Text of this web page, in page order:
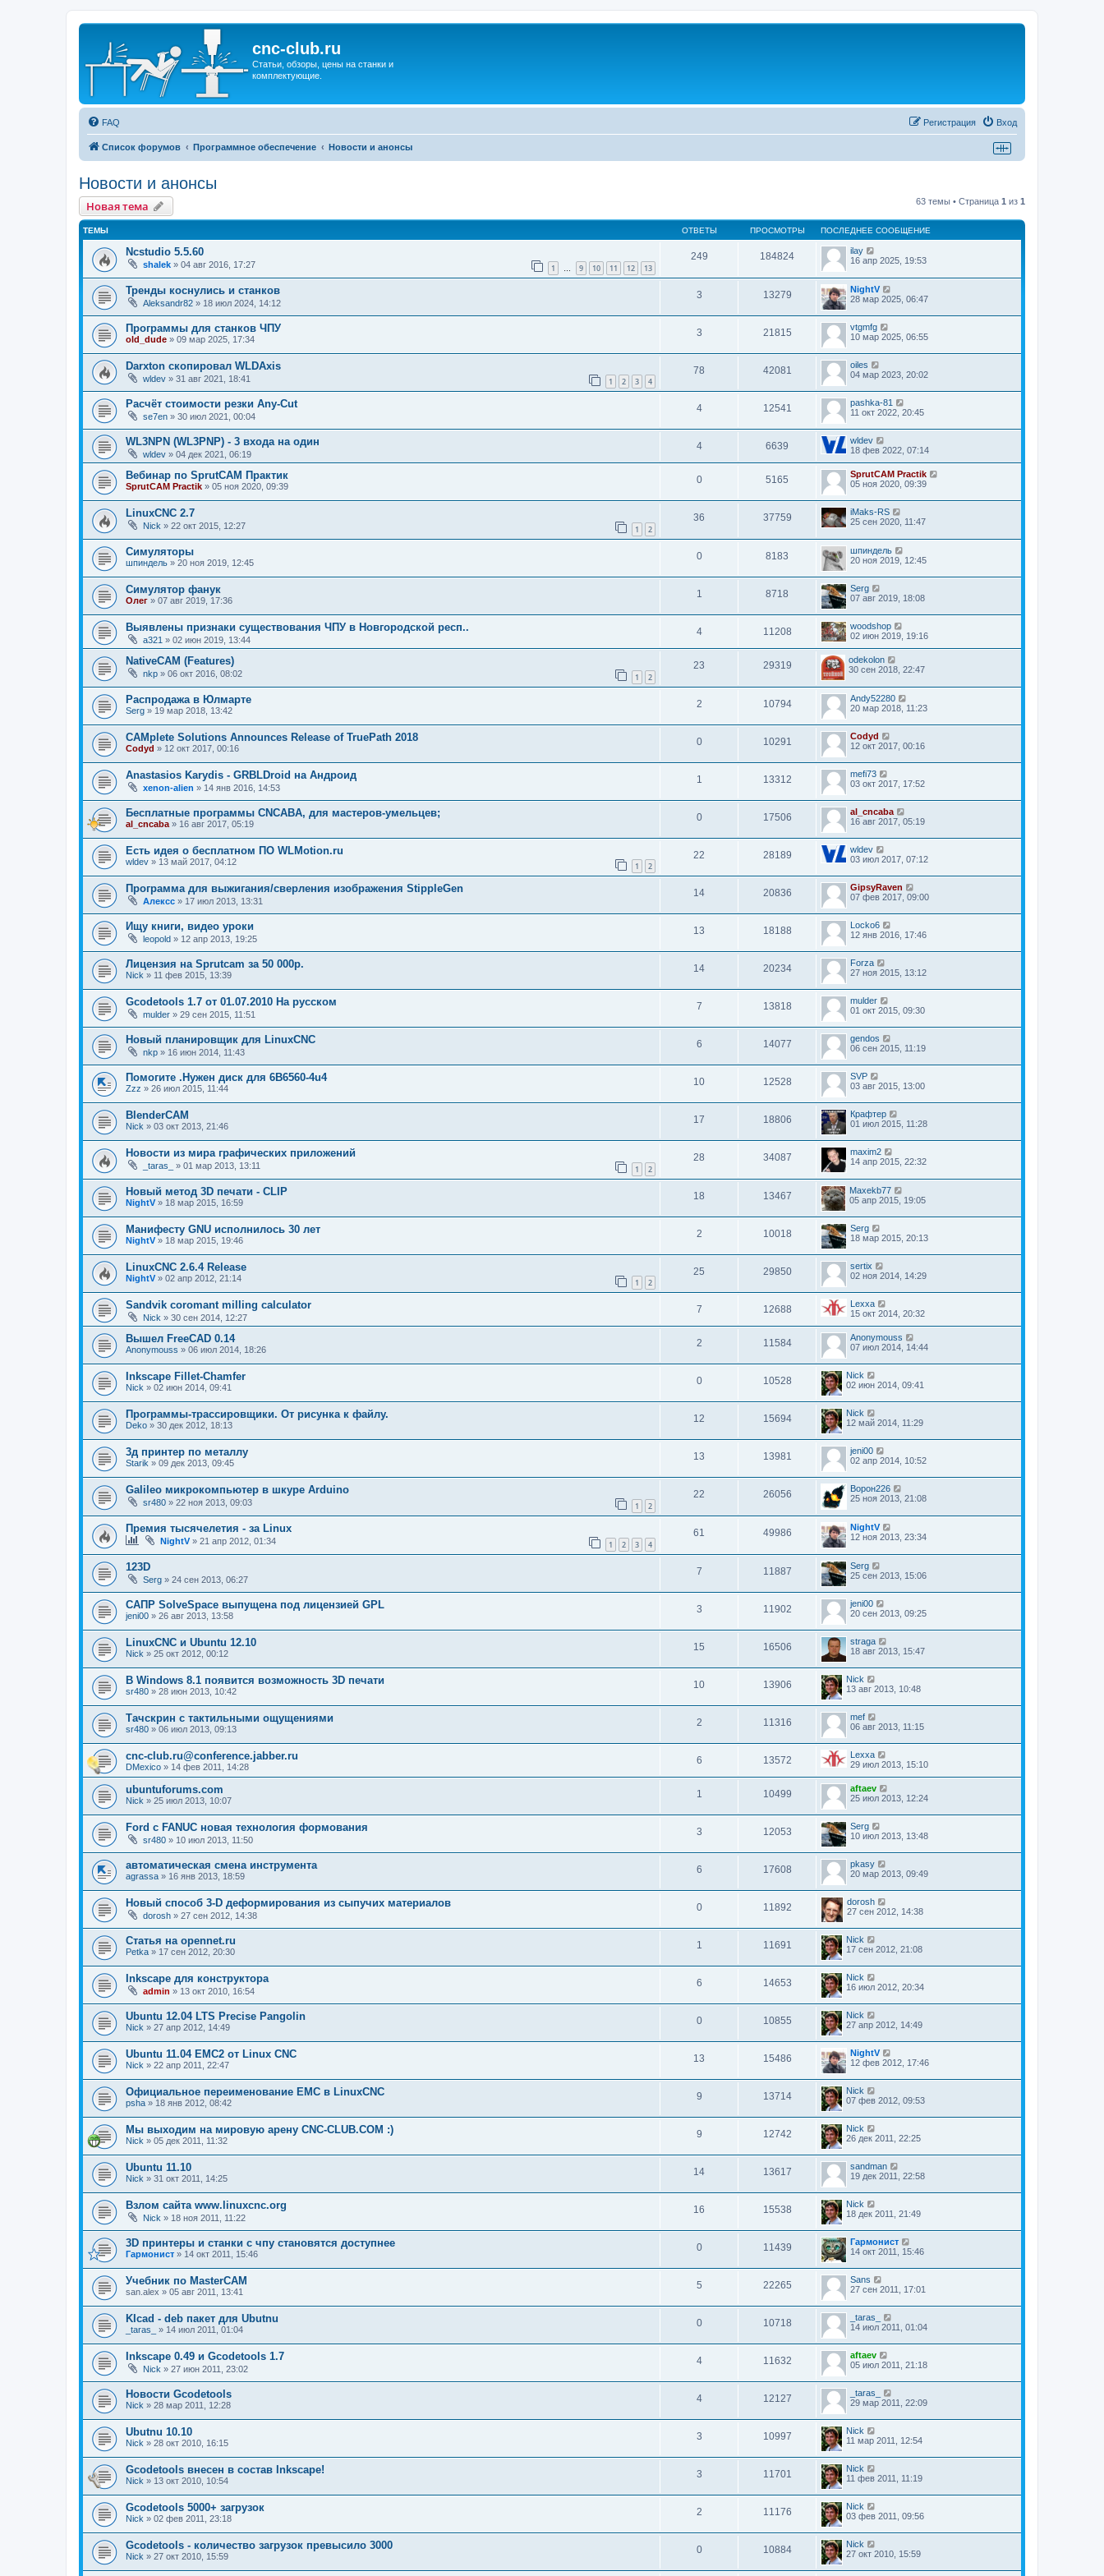
cnc-club.ru
Статьи, обзоры, цены на станки и
комплектующие.
FAQ Вход
Регистрация
Список форумов Программное обеспечение Новости и анонсы
Новости и анонсы
Новая тема 63 темы • Страница 1 из 1
ТЕМЫ ОТВЕТЫ ПРОСМОТРЫ ПОСЛЕДНЕЕ СООБЩЕНИЕ
Ncstudio 5.5.60
shalek » 04 авг 2016, 17:27 1 … 9 10 11 12 13
249 184824
ilay
16 апр 2025, 19:53
Тренды коснулись и станков
Aleksandr82 » 18 июл 2024, 14:12
3 13279
NightV
28 мар 2025, 06:47
Программы для станков ЧПУ
old_dude » 09 мар 2025, 17:34
3 21815
vtgmfg
10 мар 2025, 06:55
Darxton скопировал WLDAxis
wldev » 31 авг 2021, 18:41 1 2 3 4
78 42081
oiles
04 мар 2023, 20:02
Расчёт стоимости резки Any-Cut
se7en » 30 июл 2021, 00:04
4 12541
pashka-81
11 окт 2022, 20:45
WL3NPN (WL3PNP) - 3 входа на один
wldev » 04 дек 2021, 06:19
4 6639
wldev
18 фев 2022, 07:14
Вебинар по SprutCAM Практик
SprutCAM Practik » 05 ноя 2020, 09:39
0 5165
SprutCAM Practik
05 ноя 2020, 09:39
LinuxCNC 2.7
Nick » 22 окт 2015, 12:27 1 2
36 37759
iMaks-RS
25 сен 2020, 11:47
Симуляторы
шпиндель » 20 ноя 2019, 12:45
0 8183
шпиндель
20 ноя 2019, 12:45
Симулятор фанук
Олег » 07 авг 2019, 17:36
1 8718
Serg
07 авг 2019, 18:08
Выявлены признаки существования ЧПУ в Новгородской респ..
a321 » 02 июн 2019, 13:44
4 11208
woodshop
02 июн 2019, 19:16
NativeCAM (Features)
nkp » 06 окт 2016, 08:02 1 2
23 29319
odekolon
30 сен 2018, 22:47
Распродажа в Юлмарте
Serg » 19 мар 2018, 13:42
2 10794
Andy52280
20 мар 2018, 11:23
CAMplete Solutions Announces Release of TruePath 2018
Codyd » 12 окт 2017, 00:16
0 10291
Codyd
12 окт 2017, 00:16
Anastasios Karydis - GRBLDroid на Андроид
xenon-alien » 14 янв 2016, 14:53
1 13312
mefi73
03 окт 2017, 17:52
Бесплатные программы CNCABA, для мастеров-умельцев;
al_cncaba » 16 авг 2017, 05:19
0 17506
al_cncaba
16 авг 2017, 05:19
Есть идея о бесплатном ПО WLMotion.ru
wldev » 13 май 2017, 04:12 1 2
22 28189
wldev
03 июл 2017, 07:12
Программа для выжигания/сверления изображения StippleGen
Алексс » 17 июл 2013, 13:31
14 20836
GipsyRaven
07 фев 2017, 09:00
Ищу книги, видео уроки
leopold » 12 апр 2013, 19:25
13 18188
Locko6
12 янв 2016, 17:46
Лицензия на Sprutcam за 50 000р.
Nick » 11 фев 2015, 13:39
14 20234
Forza
27 ноя 2015, 13:12
Gcodetools 1.7 от 01.07.2010 На русском
mulder » 29 сен 2015, 11:51
7 13818
mulder
01 окт 2015, 09:30
Новый планировщик для LinuxCNC
nkp » 16 июн 2014, 11:43
6 14077
gendos
06 сен 2015, 11:19
Помогите .Нужен диск для 6B6560-4u4
Zzz » 26 июл 2015, 11:44
10 12528
SVP
03 авг 2015, 13:00
BlenderCAM
Nick » 03 окт 2013, 21:46
17 18806
Крафтер
01 июл 2015, 11:28
Новости из мира графических приложений
_taras_ » 01 мар 2013, 13:11 1 2
28 34087
maxim2
14 апр 2015, 22:32
Новый метод 3D печати - CLIP
NightV » 18 мар 2015, 16:59
18 13467
Maxekb77
05 апр 2015, 19:05
Манифесту GNU исполнилось 30 лет
NightV» 18 мар 2015, 19:46
2 10018
Serg
18 мар 2015, 20:13
LinuxCNC 2.6.4 Release
NightV » 02 апр 2012, 21:14 1 2
25 29850
sertix
02 ноя 2014, 14:29
Sandvik coromant milling calculator
Nick » 30 сен 2014, 12:27
7 12688
Lexxa
15 окт 2014, 20:32
Вышел FreeCAD 0.14
Anonymouss » 06 июл 2014, 18:26
2 11584
Anonymouss
07 июл 2014, 14:44
Inkscape Fillet-Chamfer
Nick » 02 июн 2014, 09:41
0 10528
Nick
02 июн 2014, 09:41
Программы-трассировщики. От рисунка к файлу.
Deko » 30 дек 2012, 18:13
12 15694
Nick
12 май 2014, 11:29
3д принтер по металлу
Starik » 09 дек 2013, 09:45
13 13981
jeni00
02 апр 2014, 10:52
Galileo микрокомпьютер в шкуре Arduino
sr480 » 22 ноя 2013, 09:03 1 2
22 26056
Ворон226
25 ноя 2013, 21:08
Премия тысячелетия - за Linux
NightV» 21 апр 2012, 01:34 1 2 3 4
61 49986
NightV
12 ноя 2013, 23:34
123D
Serg » 24 сен 2013, 06:27
7 11887
Serg
25 сен 2013, 15:06
САПР SolveSpace выпущена под лицензией GPL
jeni00 » 26 авг 2013, 13:58
3 11902
jeni00
20 сен 2013, 09:25
LinuxCNC и Ubuntu 12.10
Nick » 25 окт 2012, 00:12
15 16506
straga
18 авг 2013, 15:47
В Windows 8.1 появится возможность 3D печати
sr480 » 28 июн 2013, 10:42
10 13906
Nick
13 авг 2013, 10:48
Тачскрин с тактильными ощущениями
sr480 » 06 июл 2013, 09:13
2 11316
mef
06 авг 2013, 11:15
cnc-club.ru@conference.jabber.ru
DMexico » 14 фев 2011, 14:28
6 13572
Lexxa
29 июл 2013, 15:10
ubuntuforums.com
Nick » 25 июл 2013, 10:07
1 10499
aftaev
25 июл 2013, 12:24
Ford с FANUC новая технология формования
sr480 » 10 июл 2013, 11:50
3 12053
Serg
10 июл 2013, 13:48
автоматическая смена инструмента
agrassa » 16 янв 2013, 18:59
6 17608
pkasy
20 мар 2013, 09:49
Новый способ 3-D деформирования из сыпучих материалов
dorosh » 27 сен 2012, 14:38
0 11892
dorosh
27 сен 2012, 14:38
Статья на opennet.ru
Petka » 17 сен 2012, 20:30
1 11691
Nick
17 сен 2012, 21:08
Inkscape для конструктора
admin » 13 окт 2010, 16:54
6 14653
Nick
16 июл 2012, 20:34
Ubuntu 12.04 LTS Precise Pangolin
Nick » 27 апр 2012, 14:49
0 10855
Nick
27 апр 2012, 14:49
Ubuntu 11.04 EMC2 от Linux CNC
Nick » 22 апр 2011, 22:47
13 15486
NightV
12 фев 2012, 17:46
Официальное переименование EMC в LinuxCNC
psha » 18 янв 2012, 08:42
9 13714
Nick
07 фев 2012, 09:53
Мы выходим на мировую арену CNC-CLUB.COM :)
Nick » 05 дек 2011, 11:32
9 12742
Nick
26 дек 2011, 22:25
Ubuntu 11.10
Nick » 31 окт 2011, 14:25
14 13617
sandman
19 дек 2011, 22:58
Взлом сайта www.linuxcnc.org
Nick » 18 ноя 2011, 11:22
16 15538
Nick
18 дек 2011, 21:49
3D принтеры и станки с чпу становятся доступнее
Гармонист » 14 окт 2011, 15:46
0 11439
Гармонист
14 окт 2011, 15:46
Учебник по MasterCAM
san.alex » 05 авг 2011, 13:41
5 22265
Sans
27 сен 2011, 17:01
KIcad - deb пакет для Ubutnu
_taras_ » 14 июл 2011, 01:04
0 10718
_taras_
14 июл 2011, 01:04
Inkscape 0.49 и Gcodetools 1.7
Nick » 27 июн 2011, 23:02
4 11632
aftaev
05 июл 2011, 21:18
Новости Gcodetools
Nick » 28 мар 2011, 12:28
4 12127
_taras_
29 мар 2011, 22:09
Ubutnu 10.10
Nick » 28 окт 2010, 16:15
3 10997
Nick
11 мар 2011, 12:54
Gcodetools внесен в состав Inkscape!
Nick » 13 окт 2010, 10:54
3 11701
Nick
11 фев 2011, 11:19
Gcodetools 5000+ загрузок
Nick » 02 фев 2011, 23:18
2 11176
Nick
03 фев 2011, 09:56
Gcodetools - количество загрузок превысило 3000
Nick » 27 окт 2010, 15:59
0 10884
Nick
27 окт 2010, 15:59